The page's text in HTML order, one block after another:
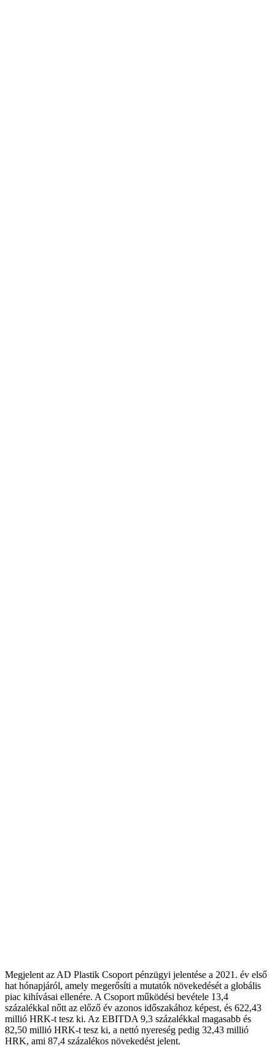
Megjelent az AD Plastik Csoport pénzügyi jelentése a 2021. év első
hat hónapjáról, amely megerősíti a mutatók növekedését a globális
piac kihívásai ellenére. A Csoport működési bevétele 13,4
százalékkal nőtt az előző év azonos időszakához képest, és 622,43
millió HRK-t tesz ki. Az EBITDA 9,3 százalékkal magasabb és
82,50 millió HRK-t tesz ki, a nettó nyereség pedig 32,43 millió
HRK, ami 87,4 százalékos növekedést jelent.